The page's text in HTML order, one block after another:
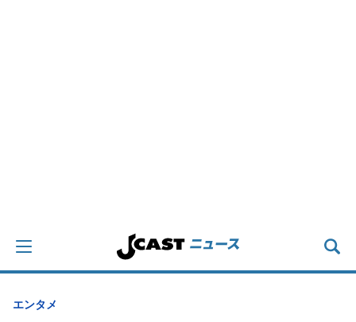
エンタメ